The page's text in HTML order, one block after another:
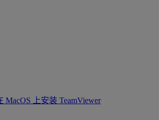
MacOS 上安装 TeamViewer